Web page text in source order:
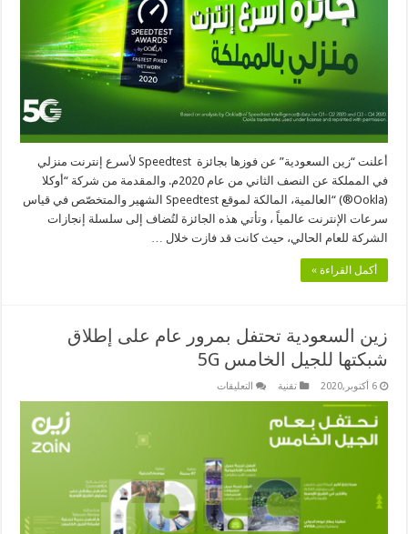
أعلنت “زين السعودية” عن فوزها بجائزة Speedtest لأسرع إنترنت منزلي
في المملكة عن النصف الثاني من عام 2020م. والمقدمة من شركة “أوكلا
(Ookla®) “العالمية، المالكة لموقع Speedtest الشهير والمتخصّص في قياس
سرعات الإنترنت عالمياً ، وتأتي هذه الجائزة لتُضاف إلى سلسلة إنجازات
الشركة للعام الحالي، حيث كانت قد فازت خلال …
أكمل القراءة »
زين السعودية تحتفل بمرور عام على إطلاق
شبكتها للجيل الخامس 5G
6 أكتوبر,2020 تقنية التعليقاتعلى
على
إطلاق
شبكتها
للجيل
الخامس
5G
مغلقة